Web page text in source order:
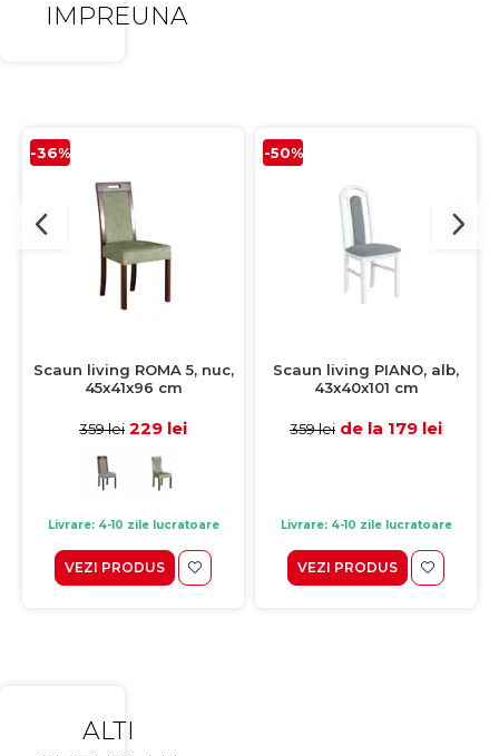
IMPREUNA
-36%
Scaun living ROMA 5, nuc,
45x41x96 cm
359 lei 229 lei
Livrare: 4-10 zile lucratoare
VEZI PRODUS
-50%
Scaun living PIANO, alb,
43x40x101 cm
359 lei de la 179 lei
Livrare: 4-10 zile lucratoare
VEZI PRODUS
ALTI